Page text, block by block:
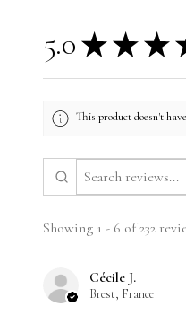
5.0 ★★★
This product doesn't
Showing 1 - 6 of 232
Cécile J.
Brest, France